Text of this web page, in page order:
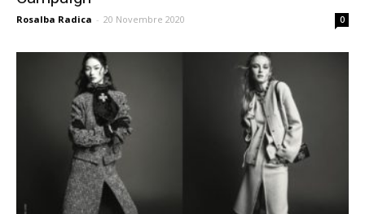
Rosalba Radica - 20 Novembre 2020 0